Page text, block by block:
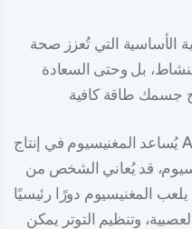
الأساسية التي تُعزز صحة
بل وحتى السعادة
يُساعد المغنيسيوم في إنتاج ATP، وهو المصدر الرئيسي للطاقة
قد يُعاني الشخص من
المغنيسيوم دورًا رئيسيًا
وتنظيم التوتر يمكن